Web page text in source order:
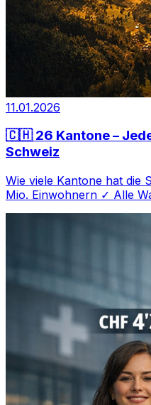
11.01.2026
🇨🇭 26 Kantone –
Schweiz
Wie viele Kantone hat die
Mio. Einwohnern ✓ Alle